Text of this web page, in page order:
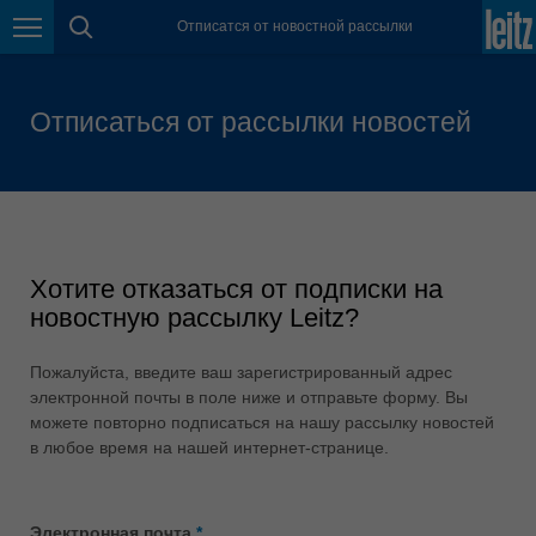
Page navigation
page search
Отписатся от новостной рассылки
Magyarország
Malaysia
español
Nederland
Österreich
deutsch
Отписаться от рассылки новостей
Хотите отказаться от подписки на
новостную рассылку Leitz?
Пожалуйста, введите ваш зарегистрированный адрес
электронной почты в поле ниже и отправьте форму. Вы
можете повторно подписаться на нашу рассылку новостей
в любое время на нашей интернет-странице.